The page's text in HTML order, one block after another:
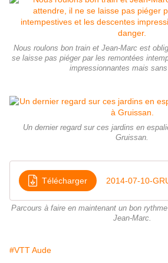
Nous roulons bon train et Jean-Marc est
se laisse pas piéger par les remontées
impressionnantes mais sans
Un dernier regard sur ces jardins en
Gruissan.
Télécharger 2014-07-10-
Parcours à faire en maintenant un bon
Jean-Marc.
#VTT Aude